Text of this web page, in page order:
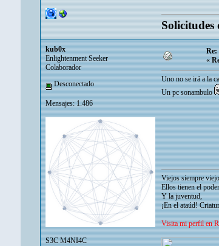
Solicitudes
kub0x
Enlightenment Seeker
Colaborador
Desconectado
Mensajes: 1.486
S3C M4NI4C
Re:
«
Uno no se irá a la
Un pc sonambulo
Viejos siempre
Ellos tienen el
Y la juventud,
¡En el ataúd!
Visita mi perfil en